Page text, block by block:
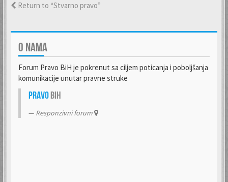
Return to “Stvarno pravo”
O NAMA
Forum Pravo BiH je pokrenut sa ciljem poticanja i poboljšanja
komunikacije unutar pravne struke
PravoBiH
Responzivni forum